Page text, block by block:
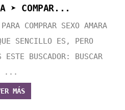
➤ COMPAR...
COMPRAR SEXO AMARA
SENCILLO ES, PERO
ESTE BUSCADOR: BUSCAR
...
MÁS